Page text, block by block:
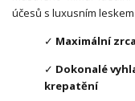
účesů s luxusním
✓ Maximální
✓ Dokonalé
krepatění